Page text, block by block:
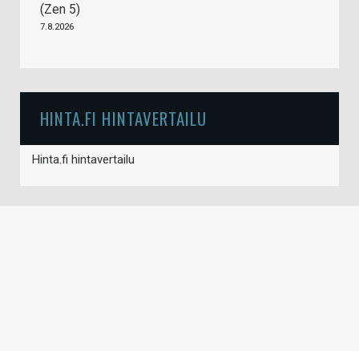
(Zen 5)
7.8.2026
HINTA.FI HINTAVERTAILU
Hinta.fi hintavertailu